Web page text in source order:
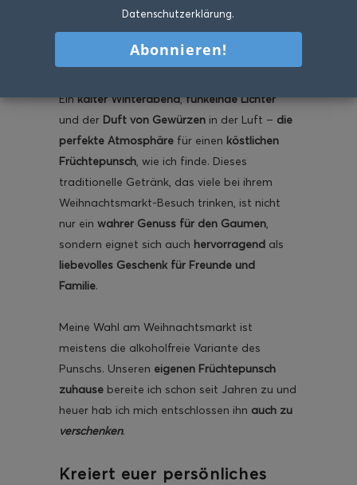
Eis am Stil
Früchtepunsch: Ein
köstliches Getränk zum
Genießen und Verschenken
Einkalter Winterabend,funkelnde Lichter
und der Duft von Gewürzen in der Luft – die
perfekte Atmosphäre für einen köstlichen
Früchtepunsch, wie ich finde. Dieses
traditionelle Getränk, das viele bei ihrem
Weihnachtsmarkt-Besuch trinken, ist nicht
nur ein wahrer Genuss für den Gaumen,
sondern eignet sich auch hervorragend als
liebevolles Geschenk für Freunde und
Familie.
Meine Wahl am Weihnachtsmarkt ist
meistens die alkoholfreie Variante des
Punschs. Unseren eigenen Früchtepunsch
zuhause bereite ich schon seit Jahren zu und
heuer hab ich mich entschlossen ihn auch zu
verschenken.
Kreiert euer persönliches
Datenschutzerklärung.